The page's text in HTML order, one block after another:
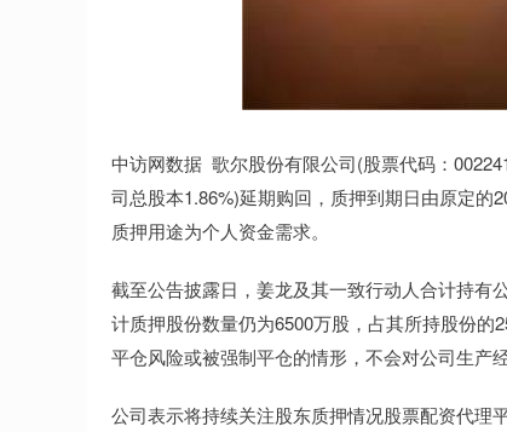
中访网数据 歌尔股份有限公司(股票代码：
司总股本1.86%)延期购回，质押到期日由原定的
质押用途为个人资金需求。
截至公告披露日，姜龙及其一致行动人合计持有
计质押股份数量仍为6500万股，占其所持股份
平仓风险或被强制平仓的情形，不会对公司生产
公司表示将持续关注股东质押情况股票配资代理